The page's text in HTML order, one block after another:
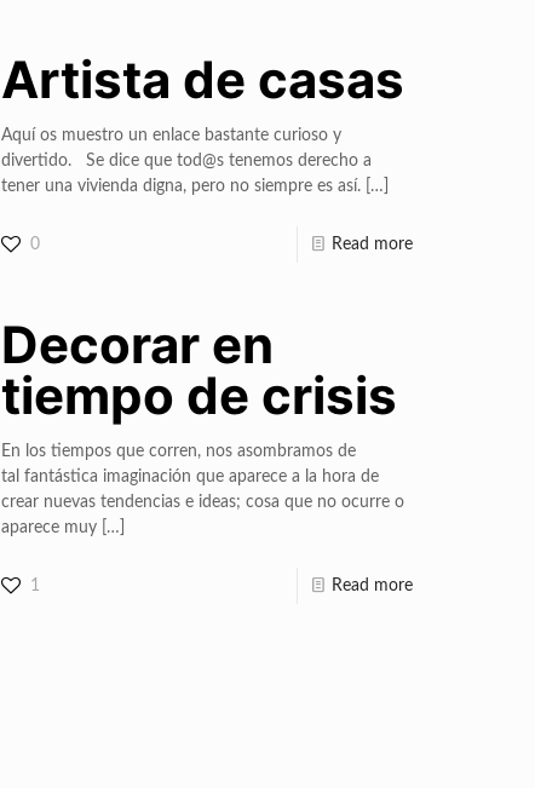
Artista de casas
Aquí os muestro un enlace bastante curioso y
divertido. Se dice que tod@s tenemos derecho a
tener una vivienda digna, pero no siempre es así. […]
0 Read more
Decorar en
tiempo de crisis
En los tiempos que corren, nos asombramos de
tal fantástica imaginación que aparece a la hora de
crear nuevas tendencias e ideas; cosa que no ocurre o
aparece muy […]
1 Read more